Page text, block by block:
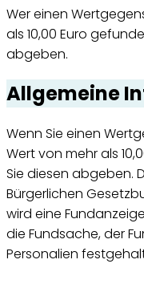
Wer einen
als 10,00 Euro
abgeben.
Allgemeine
Wenn Sie einen
Wert von mehr als
Sie diesen abgeben.
Bürgerlichen
wird eine
die Fundsache, der
Personalien